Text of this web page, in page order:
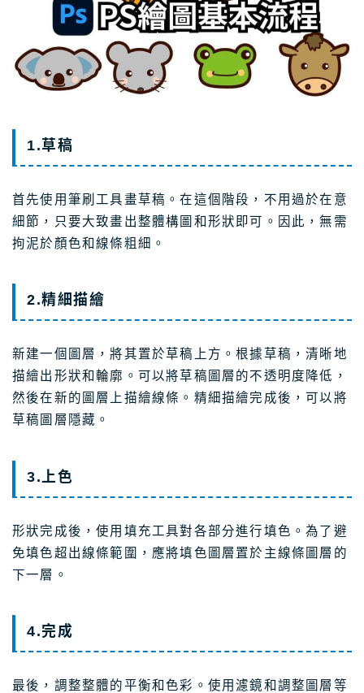
1.草稿
首先使用筆刷工具畫草稿。在這個階段，不用過於在意
細節，只要大致畫出整體構圖和形狀即可。因此，無需
拘泥於顏色和線條粗細。
2.精細描繪
新建一個圖層，將其置於草稿上方。根據草稿，清晰地
描繪出形狀和輪廓。可以將草稿圖層的不透明度降低，
然後在新的圖層上描繪線條。精細描繪完成後，可以將
草稿圖層隱藏。
3.上色
形狀完成後，使用填充工具對各部分進行填色。為了避
免填色超出線條範圍，應將填色圖層置於主線條圖層的
下一層。
4.完成
最後，調整整體的平衡和色彩。使用濾鏡和調整圖層等